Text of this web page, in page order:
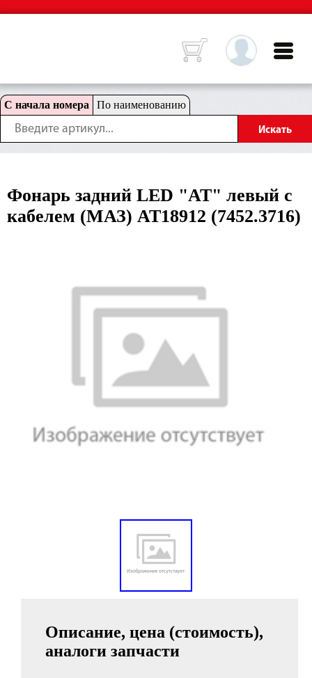
С начала номера По наименованию
Фонарь задний LED "АТ" левый с
кабелем (МАЗ) AT18912 (7452.3716)
Описание, цена (стоимость),
аналоги запчасти